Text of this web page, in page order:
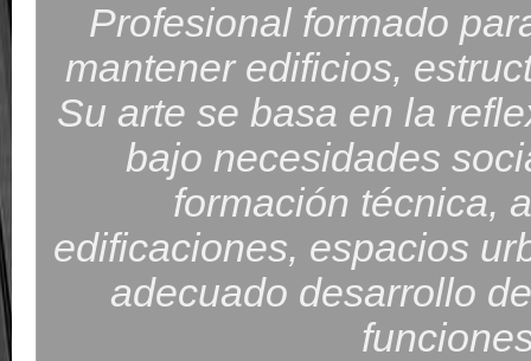
Profesional formado
mantener edificios,
Su arte se basa en la
bajo necesidades
formación técnica,
edificaciones, espacios
adecuado desarrollo